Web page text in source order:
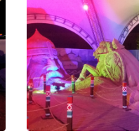
Динамическая
аттракциона с
Световые
меняются в
поднимая
детям